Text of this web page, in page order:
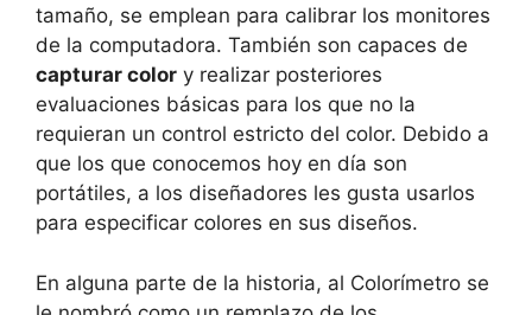
tamaño, se emplean para calibrar los monitores
de la computadora. También son capaces de
capturar color y realizar posteriores
evaluaciones básicas para los que no la
requieran un control estricto del color. Debido a
que los que conocemos hoy en día son
portátiles, a los diseñadores les gusta usarlos
para especificar colores en sus diseños.
En alguna parte de la historia, al Colorímetro se